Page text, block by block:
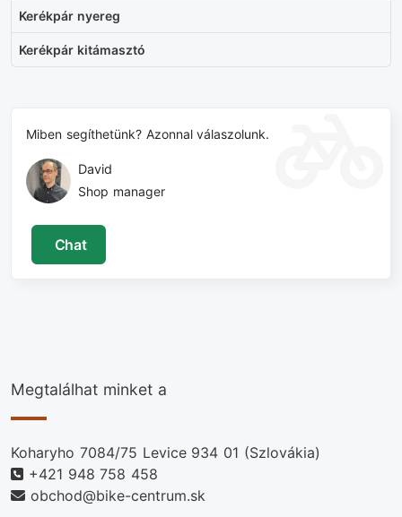
Kerékpár nyereg
Kerékpár kitámasztó
Miben segíthetünk? Azonnal válaszolunk.
David
Shop manager
Chat
Megtalálhat minket a
Koharyho 7084/75 Levice 934 01 (Szlovákia)
+421 948 758 458
obchod@bike-centrum.sk